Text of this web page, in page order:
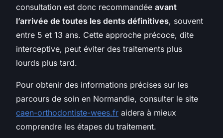
consultation est donc recommandée avant
l’arrivée de toutes les dents définitives, souvent
entre 5 et 13 ans. Cette approche précoce, dite
interceptive, peut éviter des traitements plus
lourds plus tard.
Pour obtenir des informations précises sur les
parcours de soin en Normandie, consulter le site
caen-orthodontiste-wees.fr aidera à mieux
comprendre les étapes du traitement.